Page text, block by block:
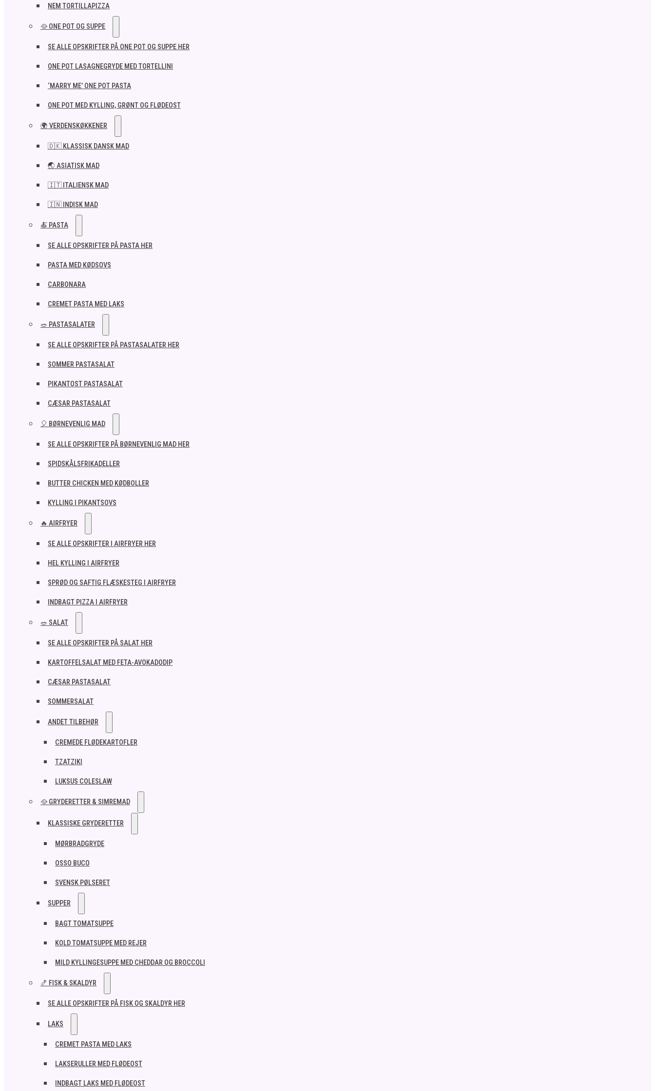
NEM TORTILLAPIZZA
🥘 ONE POT OG SUPPE
SE ALLE OPSKRIFTER PÅ ONE POT OG SUPPE HER
ONE POT LASAGNEGRYDE MED TORTELLINI
‘MARRY ME’ ONE POT PASTA
ONE POT MED KYLLING, GRØNT OG FLØDEOST
🌍 VERDENSKØKKENER
🇩🇰 KLASSISK DANSK MAD
🌏 ASIATISK MAD
🇮🇹 ITALIENSK MAD​
🇮🇳 INDISK MAD​
🍝 PASTA
SE ALLE OPSKRIFTER PÅ PASTA HER
PASTA MED KØDSOVS
CARBONARA
CREMET PASTA MED LAKS
🥗 PASTASALATER
SE ALLE OPSKRIFTER PÅ PASTASALATER HER
SOMMER PASTASALAT
PIKANTOST PASTASALAT
CÆSAR PASTASALAT
🎈 BØRNEVENLIG MAD
SE ALLE OPSKRIFTER PÅ BØRNEVENLIG MAD HER
SPIDSKÅLSFRIKADELLER
BUTTER CHICKEN MED KØDBOLLER
KYLLING I PIKANTSOVS
🔥 AIRFRYER
SE ALLE OPSKRIFTER I AIRFRYER HER
HEL KYLLING I AIRFRYER
SPRØD OG SAFTIG FLÆSKESTEG I AIRFRYER
INDBAGT PIZZA I AIRFRYER
🥗 SALAT
SE ALLE OPSKRIFTER PÅ SALAT HER
KARTOFFELSALAT MED FETA-AVOKADODIP
CÆSAR PASTASALAT
SOMMERSALAT
ANDET TILBEHØR
CREMEDE FLØDEKARTOFLER
TZATZIKI
LUKSUS COLESLAW
🥘 GRYDERETTER & SIMREMAD
KLASSISKE GRYDERETTER
MØRBRADGRYDE
OSSO BUCO
SVENSK PØLSERET
SUPPER
BAGT TOMATSUPPE
KOLD TOMATSUPPE MED REJER
MILD KYLLINGESUPPE MED CHEDDAR OG BROCCOLI
🍤 FISK & SKALDYR
SE ALLE OPSKRIFTER PÅ FISK OG SKALDYR HER
LAKS
CREMET PASTA MED LAKS
LAKSERULLER MED FLØDEOST
INDBAGT LAKS MED FLØDEOST